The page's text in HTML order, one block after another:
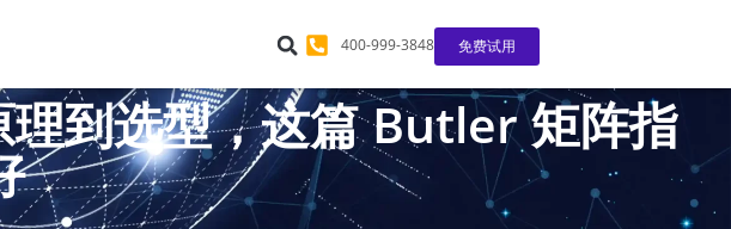
400-999-3848 免费试用
到选型，这篇 Butler 矩阵指